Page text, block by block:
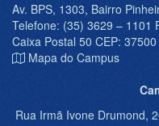
Av. BPS, 1303, Bairro
Telefone: (35) 3629 – 1101
Caixa Postal 50 CEP:
Mapa do Campus
Rua Irmã Ivone Drumond,